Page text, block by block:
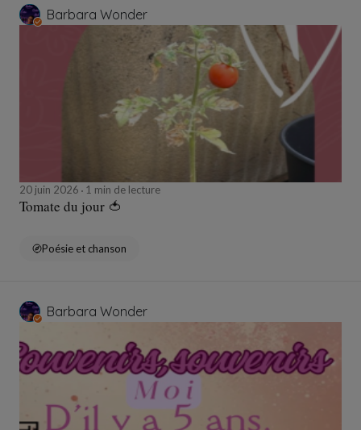
Barbara Wonder
20 juin 2026 1 min de lecture
Tomate du jour 🍅
Poésie et chanson
Barbara Wonder